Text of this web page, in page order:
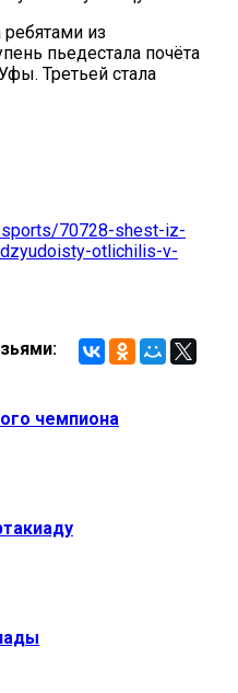
из
пьедестала почёта
Третьей стала
70728-shest-iz-
otlichilis-v-
чемпиона